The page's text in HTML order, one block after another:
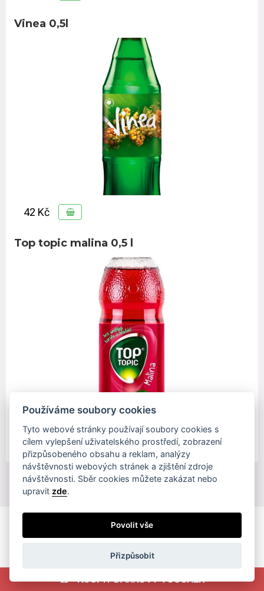
Vinea 0,5l
42 Kč
Top topic malina 0,5 l
42 Kč
Pro zákazníky
Ochrana osobních údajů
KOUPIT DÁRKOVÝ VOUCHER
Používáme soubory cookies
Tyto webové stránky používají soubory cookies s
cílem vylepšení uživatelského prostředí, zobrazení
přizpůsobeného obsahu a reklam, analýzy
návštěvnosti webových stránek a zjištění zdroje
návštěvnosti. Sběr cookies můžete zakázat nebo
upravit zde.
Povolit vše
Přizpůsobit